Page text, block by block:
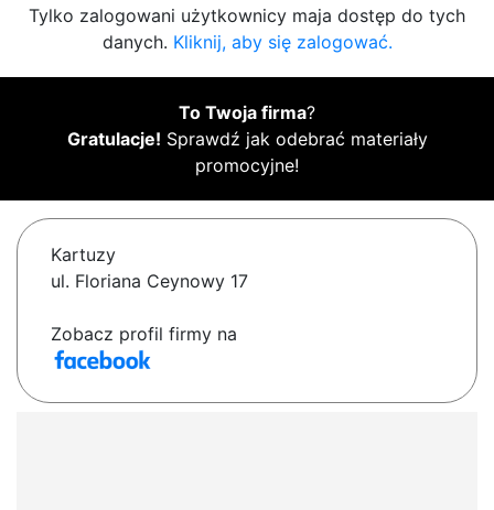
Tylko zalogowani użytkownicy maja dostęp do tych
danych. Kliknij, aby się zalogować.
To Twoja firma?
Gratulacje! Sprawdź jak odebrać materiały
promocyjne!
Kartuzy
ul. Floriana Ceynowy 17
Zobacz profil firmy na